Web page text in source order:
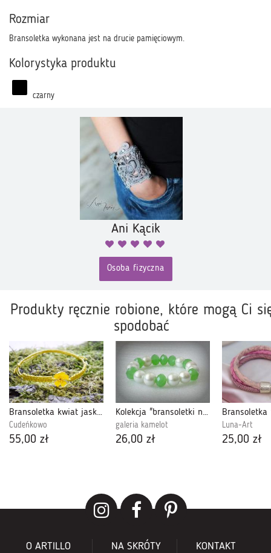
Rozmiar
Bransoletka wykonana jest na drucie pamięciowym.
Kolorystyka produktu
czarny
Ani Kącik
Osoba fizyczna
Produkty ręcznie robione, które mogą Ci
spodobać
Bransoletka kwiat jaskra makrama
Cudeńkowo
55,00 zł
Kolekcja "bransoletki na bogato" - No.185
galeria kamelot
26,00 zł
Luna-Art
25,00 zł
O ARTILLO NA SKRÓTY KONTAKT